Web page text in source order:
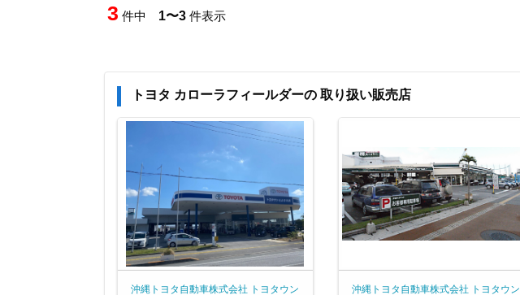
3 件中 1〜3 件表示
トヨタ カローラフィールダーの 取り扱い販売店
沖縄トヨタ自動車株式会社 トヨタウン
沖縄トヨタ自動車株式会社 トヨタウン